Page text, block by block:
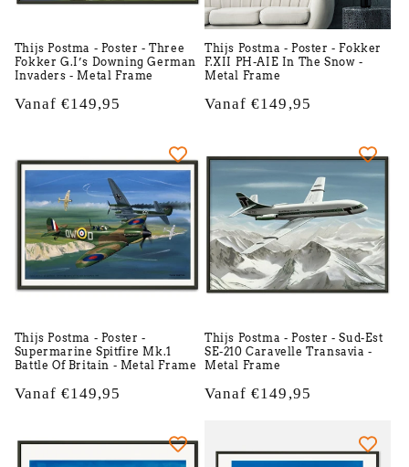
Thijs Postma - Poster - Three
Fokker G.I’s Downing German
Invaders - Metal Frame
Normale
Vanaf €149,95
Thijs Postma - Poster - Fokker
F.XII PH-AIE In The Snow -
Metal Frame
Normale
Vanaf €149,95
Thijs Postma - Poster -
Supermarine Spitfire Mk.1
Battle Of Britain - Metal Frame
Normale
Vanaf €149,95
Thijs Postma - Poster - Sud-Est
SE-210 Caravelle Transavia -
Metal Frame
Normale
Vanaf €149,95